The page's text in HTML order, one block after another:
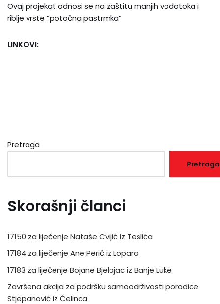
Ovaj projekat odnosi se na zaštitu manjih vodotoka i
riblje vrste ”potočna pastrmka”
LINKOVI:
Pretraga
Pretraga
Skorašnji članci
17150 za liječenje Nataše Cvijić iz Teslića
17184 za liječenje Ane Perić iz Lopara
17183 za liječenje Bojane Bjelajac iz Banje Luke
Završena akcija za podršku samoodrživosti porodice
Stjepanović iz Čelinca